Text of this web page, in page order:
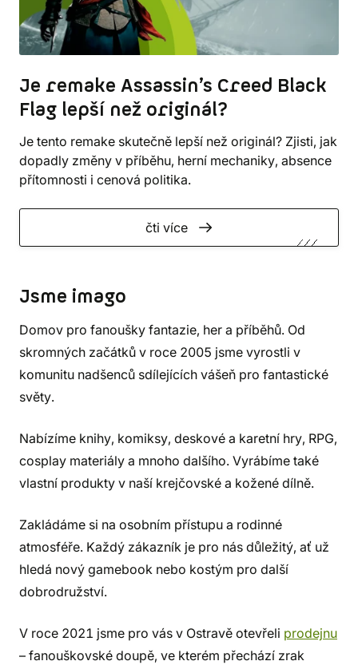
Je remake Assassin’s Creed Black
Flag lepší než originál?
Je tento remake skutečně lepší než originál? Zjisti, jak
dopadly změny v příběhu, herní mechaniky, absence
přítomnosti i cenová politika.
čti více
Jsme imago
Domov pro fanoušky fantazie, her a příběhů. Od
skromných začátků v roce 2005 jsme vyrostli v
komunitu nadšenců sdílejících vášeň pro fantastické
světy.
Nabízíme knihy, komiksy, deskové a karetní hry, RPG,
cosplay materiály a mnoho dalšího. Vyrábíme také
vlastní produkty v naší krejčovské a kožené dílně.
Zakládáme si na osobním přístupu a rodinné
atmosféře. Každý zákazník je pro nás důležitý, ať už
hledá nový gamebook nebo kostým pro další
dobrodružství.
V roce 2021 jsme pro vás v Ostravě otevřeli prodejnu
– fanouškovské doupě, ve kterém přechází zrak